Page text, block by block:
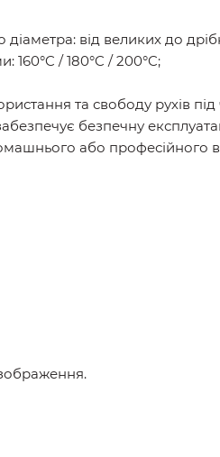
від великих до
/ 180°C / 200°C;
та свободу рухів
безпечну
або професійного